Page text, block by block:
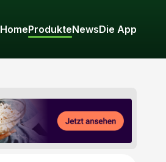
HomeProdukteNewsDie App